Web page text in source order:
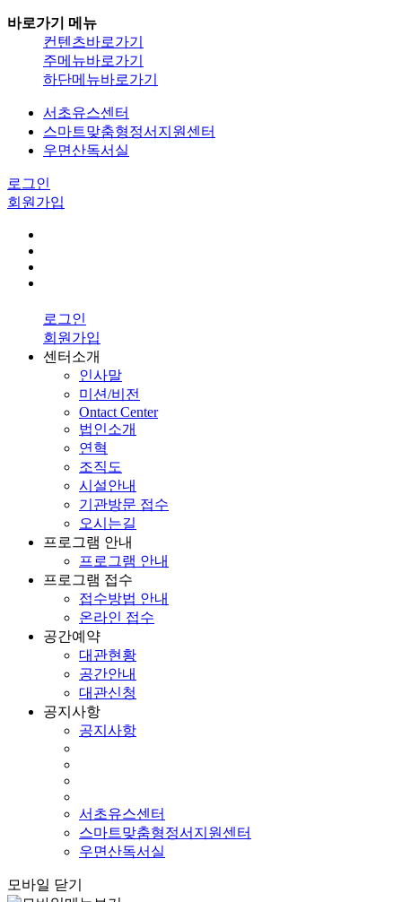
바로가기 메뉴
컨텐츠바로가기
주메뉴바로가기
하단메뉴바로가기
서초유스센터
스마트맞춤형정서지원센터
우면산독서실
로그인
회원가입
로그인
회원가입
센터소개
인사말
미션/비전
Ontact Center
법인소개
연혁
조직도
시설안내
기관방문 접수
오시는길
프로그램 안내
프로그램 안내
프로그램 접수
접수방법 안내
온라인 접수
공간예약
대관현황
공간안내
대관신청
공지사항
공지사항
서초유스센터
스마트맞춤형정서지원센터
우면산독서실
모바일 닫기